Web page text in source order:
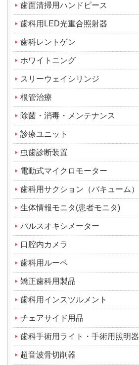
歯面清掃用ハンドピース
歯科用LED光重合照射器
歯科レントゲン
ホワイトニング
スリーウェイシリンジ
根管治療
除菌・消毒・メンテナンス
診療ユニット
虫歯診断装置
電動式マイクロモーター
歯科用サクション（バキューム）
生体情報モニタ(患者モニタ)
パルスオキシメーター
口腔内カメラ
歯科用ルーペ
矯正歯科用製品
歯科用インスツルメント
チェアサイド用品
歯科手術用ライト・手術用照明器
超音波骨切削器